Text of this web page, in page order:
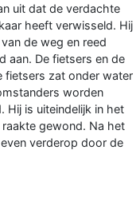
uit dat de verdachte
heeft verwisseld. Hij
de weg en reed
aan. De fietsers en de
fietsers zat onder water
worden
Hij is uiteindelijk in het
gewond. Na het
verderop door de